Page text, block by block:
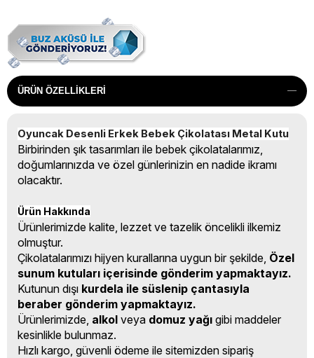
ÜRÜN ÖZELLIKLERI
Oyuncak Desenli Erkek Bebek Çikolatası Metal Kutu
Birbirinden şık tasarımları ile bebek çikolatalarımız,
doğumlarınızda ve özel günlerinizin en nadide ikramı
olacaktır.
Ürün Hakkında
Ürünlerimizde kalite, lezzet ve tazelik öncelikli ilkemiz
olmuştur.
Çikolatalarımızı hijyen kurallarına uygun bir şekilde, Özel
sunum kutuları içerisinde gönderim yapmaktayız.
Kutunun dışı kurdela ile süslenip çantasıyla
beraber gönderim yapmaktayız.
Ürünlerimizde, alkol veya domuz yağı gibi maddeler
kesinlikle bulunmaz.
Hızlı kargo, güvenli ödeme ile sitemizden sipariş